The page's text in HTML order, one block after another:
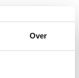
Over